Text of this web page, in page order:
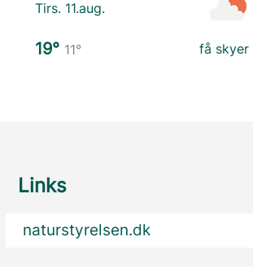
Tirs. 11.aug.
19° 11° få skyer
Links
naturstyrelsen.dk